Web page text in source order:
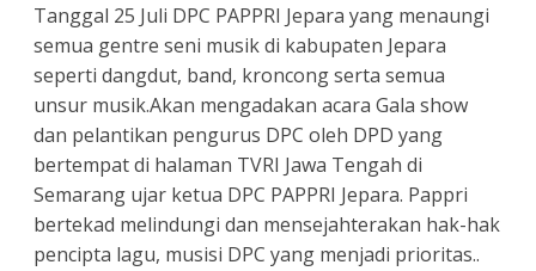
Tanggal 25 Juli DPC PAPPRI Jepara yang menaungi
semua gentre seni musik di kabupaten Jepara
seperti dangdut, band, kroncong serta semua
unsur musik.Akan mengadakan acara Gala show
dan pelantikan pengurus DPC oleh DPD yang
bertempat di halaman TVRI Jawa Tengah di
Semarang ujar ketua DPC PAPPRI Jepara. Pappri
bertekad melindungi dan mensejahterakan hak-hak
pencipta lagu, musisi DPC yang menjadi prioritas..